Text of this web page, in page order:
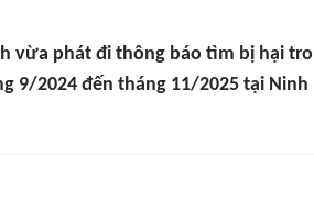
vừa phát đi thông báo tìm bị hại
9/2024 đến tháng 11/2025 tại Ninh